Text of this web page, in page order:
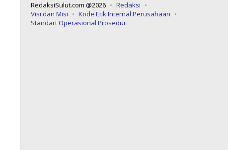
RedaksiSulut.com @2026
Redaksi
Visi dan Misi
Kode Etik Internal Perusahaan
Standart Operasional Prosedur